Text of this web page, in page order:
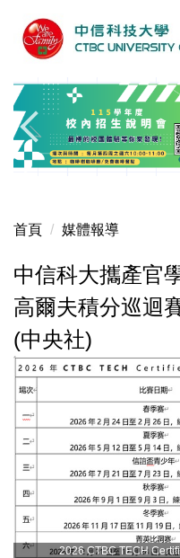
內
容
區
首頁 媒體報導
中信科大攜產官
高爾夫積分巡迴
(中央社)
2026 CTBC TECH